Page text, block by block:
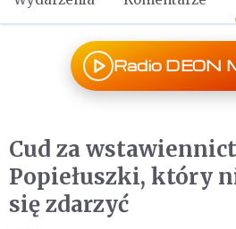
Radio DEON
Cud za
Popiełuszki, który
się zdarzyć